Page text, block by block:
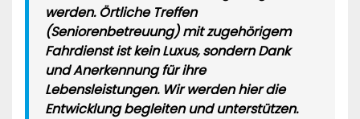
werden. Örtliche Treffen
(Seniorenbetreuung) mit zugehörigem
Fahrdienst ist kein Luxus, sondern Dank
und Anerkennung für ihre
Lebensleistungen. Wir werden hier die
Entwicklung begleiten und unterstützen.